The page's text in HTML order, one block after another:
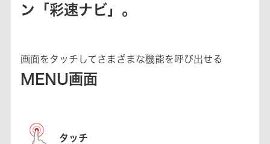
ン「彩速ナビ」。
画面をタッチしてさまざまな機能を呼び出せる
MENU画面
タッチ